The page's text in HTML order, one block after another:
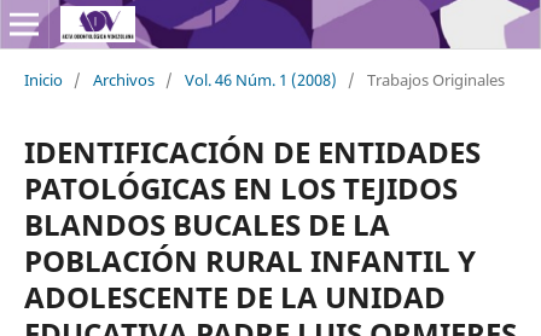
Inicio / Archivos / Vol. 46 Núm. 1 (2008) / Trabajos Originales
IDENTIFICACIÓN DE ENTIDADES
PATOLÓGICAS EN LOS TEJIDOS
BLANDOS BUCALES DE LA
POBLACIÓN RURAL INFANTIL Y
ADOLESCENTE DE LA UNIDAD